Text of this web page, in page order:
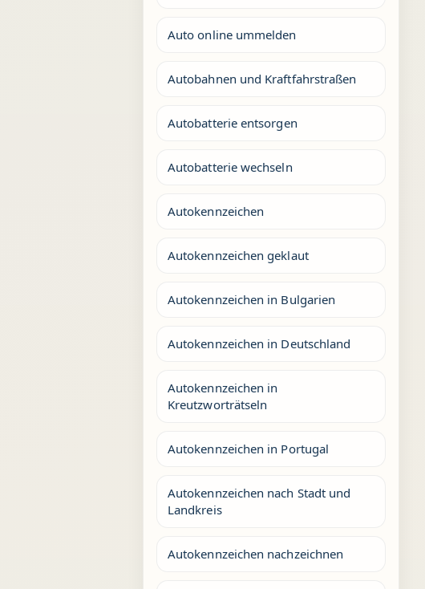
Auto online ummelden
Autobahnen und Kraftfahrstraßen
Autobatterie entsorgen
Autobatterie wechseln
Autokennzeichen
Autokennzeichen geklaut
Autokennzeichen in Bulgarien
Autokennzeichen in Deutschland
Autokennzeichen in
Kreutzworträtseln
Autokennzeichen in Portugal
Autokennzeichen nach Stadt und
Landkreis
Autokennzeichen nachzeichnen